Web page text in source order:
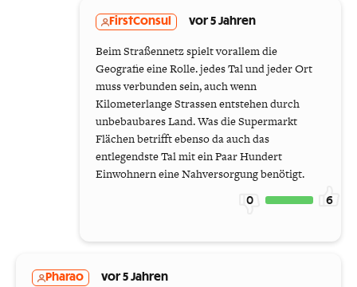
FirstConsul vor 5 Jahren
Beim Straßennetz spielt vorallem die
Geografie eine Rolle. jedes Tal und jeder Ort
muss verbunden sein, auch wenn
Kilometerlange Strassen entstehen durch
unbebaubares Land. Was die Supermarkt
Flächen betrifft ebenso da auch das
entlegendste Tal mit ein Paar Hundert
Einwohnern eine Nahversorgung benötigt.
0 6
Pharao vor 5 Jahren